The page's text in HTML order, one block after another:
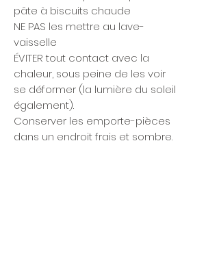
pâte à biscuits chaude
NE PAS les mettre au lave-
vaisselle
ÉVITER tout contact avec la
chaleur, sous peine de les voir
se déformer (la lumière du soleil
également).
Conserver les emporte-pièces
dans un endroit frais et sombre.